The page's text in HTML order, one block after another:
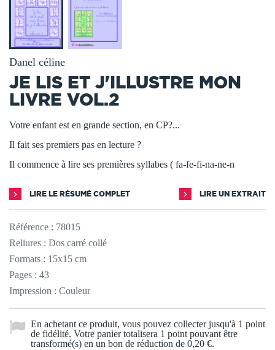
Danel céline
JE LIS ET J'ILLUSTRE MON
LIVRE VOL.2
Votre enfant est en grande section, en CP?...
Il fait ses premiers pas en lecture ?
Il commence à lire ses premières syllabes ( fa-fe-fi-na-ne-n
LIRE LE RÉSUMÉ COMPLET LIRE UN EXTRAIT
Référence : 78015
Reliures : Dos carré collé
Formats : 15x15 cm
Pages : 43
Impression : Couleur
En achetant ce produit, vous pouvez collecter jusqu'à 1 point
de fidélité. Votre panier totalisera 1 point pouvant être
transformé(s) en un bon de réduction de 0,20 €.